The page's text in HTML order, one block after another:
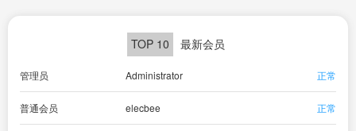
TOP 10 最新会员
管理员 Administrator 正常
普通会员 elecbee 正常